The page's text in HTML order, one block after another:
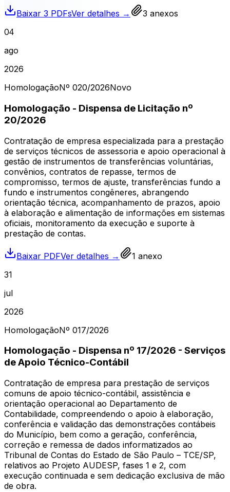
Baixar 3 PDFsVer detalhes → 3 anexos
04
ago
2026
HomologaçãoNº 020/2026Novo
Homologação - Dispensa de Licitação nº
20/2026
Contratação de empresa especializada para a prestação
de serviços técnicos de assessoria e apoio operacional à
gestão de instrumentos de transferências voluntárias,
convênios, contratos de repasse, termos de
compromisso, termos de ajuste, transferências fundo a
fundo e instrumentos congêneres, abrangendo
orientação técnica, acompanhamento de prazos, apoio
à elaboração e alimentação de informações em sistemas
oficiais, monitoramento da execução e suporte à
prestação de contas.
Baixar PDFVer detalhes → 1 anexo
31
jul
2026
HomologaçãoNº 017/2026
Homologação - Dispensa nº 17/2026 - Serviços
de Apoio Técnico-Contábil
Contratação de empresa para prestação de serviços
comuns de apoio técnico-contábil, assistência e
orientação operacional ao Departamento de
Contabilidade, compreendendo o apoio à elaboração,
conferência e validação das demonstrações contábeis
do Município, bem como a geração, conferência,
correção e remessa de dados informatizados ao
Tribunal de Contas do Estado de São Paulo – TCE/SP,
relativos ao Projeto AUDESP, fases 1 e 2, com
execução continuada e sem dedicação exclusiva de mão
de obra.